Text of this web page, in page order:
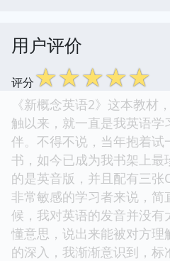
用户评价
评分☆☆☆☆☆
《新概念英语2》这本教材
触以来，就一直是我英语学
伴。不得不说，当年抱着试
书，如今已成为我书架上
的是英音版，并且配有三张
非常敏感的学习者来说，简
候，我对英语的发音并没
懂意思，说出来能被对方理
的深入，我渐渐意识到，